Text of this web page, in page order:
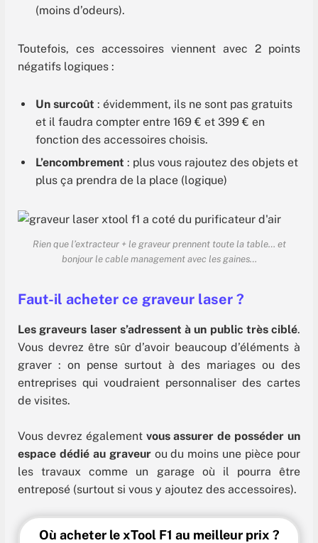
(moins d’odeurs).
Toutefois, ces accessoires viennent avec 2 points
négatifs logiques :
Un surcoût : évidemment, ils ne sont pas gratuits
et il faudra compter entre 169 € et 399 € en
fonction des accessoires choisis.
L’encombrement : plus vous rajoutez des objets et
plus ça prendra de la place (logique)
Rien que l’extracteur + le graveur prennent toute la table… et
bonjour le cable management avec les gaines…
Faut-il acheter ce graveur laser ?
Les graveurs laser s’adressent à un public très ciblé.
Vous devrez être sûr d’avoir beaucoup d’éléments à
graver : on pense surtout à des mariages ou des
entreprises qui voudraient personnaliser des cartes
de visites.
Vous devrez également vous assurer de posséder un
espace dédié au graveurou du moins une pièce pour
les travaux comme un garage où il pourra être
entreposé (surtout si vous y ajoutez des accessoires).
Où acheter le xTool F1 au meilleur prix ?